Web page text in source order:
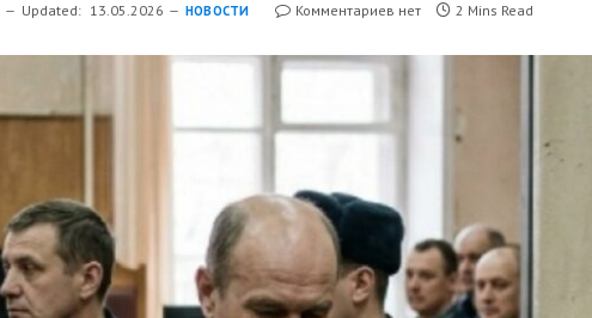
Updated: 13.05.2026 НОВОСТИ Комментариев нет 2 Mins Read